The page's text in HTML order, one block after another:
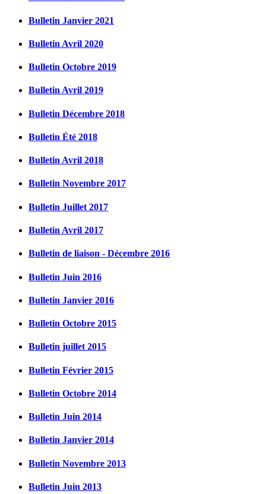
Bulletin Janvier 2021
Bulletin Avril 2020
Bulletin Octobre 2019
Bulletin Avril 2019
Bulletin Décembre 2018
Bulletin Été 2018
Bulletin Avril 2018
Bulletin Novembre 2017
Bulletin Juillet 2017
Bulletin Avril 2017
Bulletin de liaison - Décembre 2016
Bulletin Juin 2016
Bulletin Janvier 2016
Bulletin Octobre 2015
Bulletin juillet 2015
Bulletin Février 2015
Bulletin Octobre 2014
Bulletin Juin 2014
Bulletin Janvier 2014
Bulletin Novembre 2013
Bulletin Juin 2013